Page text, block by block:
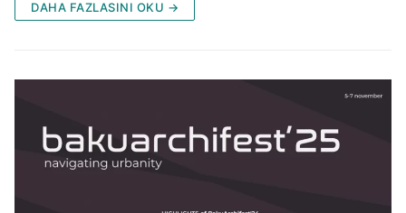
DAHA FAZLASINI OKU →